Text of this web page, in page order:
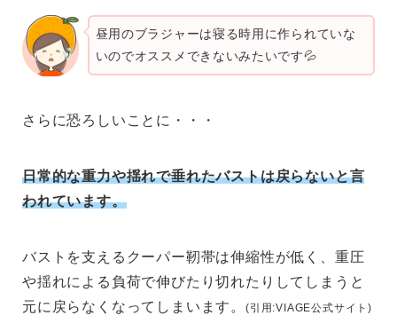
昼用のブラジャーは寝る時用に作られていな
いのでオススメできないみたいです💦
さらに恐ろしいことに・・・
日常的な重力や揺れで垂れたバストは戻らないと言
われています。
バストを支えるクーパー靭帯は伸縮性が低く、重圧
や揺れによる負荷で伸びたり切れたりしてしまうと
元に戻らなくなってしまいます。
(引用:VIAGE公式サイト)